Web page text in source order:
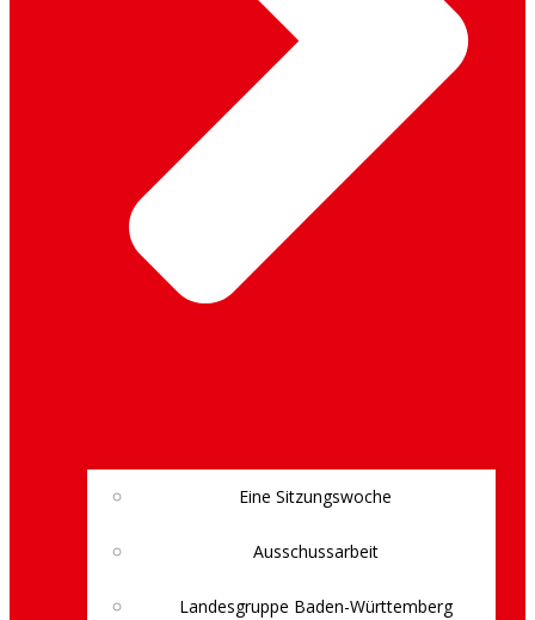
Eine Sitzungswoche
Ausschussarbeit
Landesgruppe Baden-Württemberg